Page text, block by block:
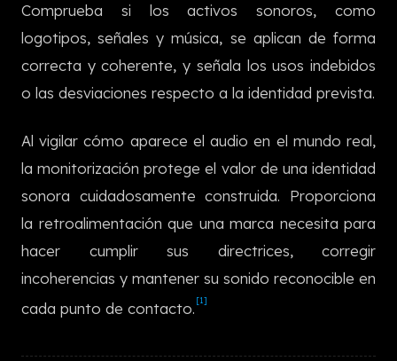
Comprueba si los activos sonoros, como
logotipos, señales y música, se aplican de forma
correcta y coherente, y señala los usos indebidos
o las desviaciones respecto a la identidad prevista.
Al vigilar cómo aparece el audio en el mundo real,
la monitorización protege el valor de una identidad
sonora cuidadosamente construida. Proporciona
la retroalimentación que una marca necesita para
hacer cumplir sus directrices, corregir
incoherencias y mantener su sonido reconocible en
cada punto de contacto. [1]
한국어